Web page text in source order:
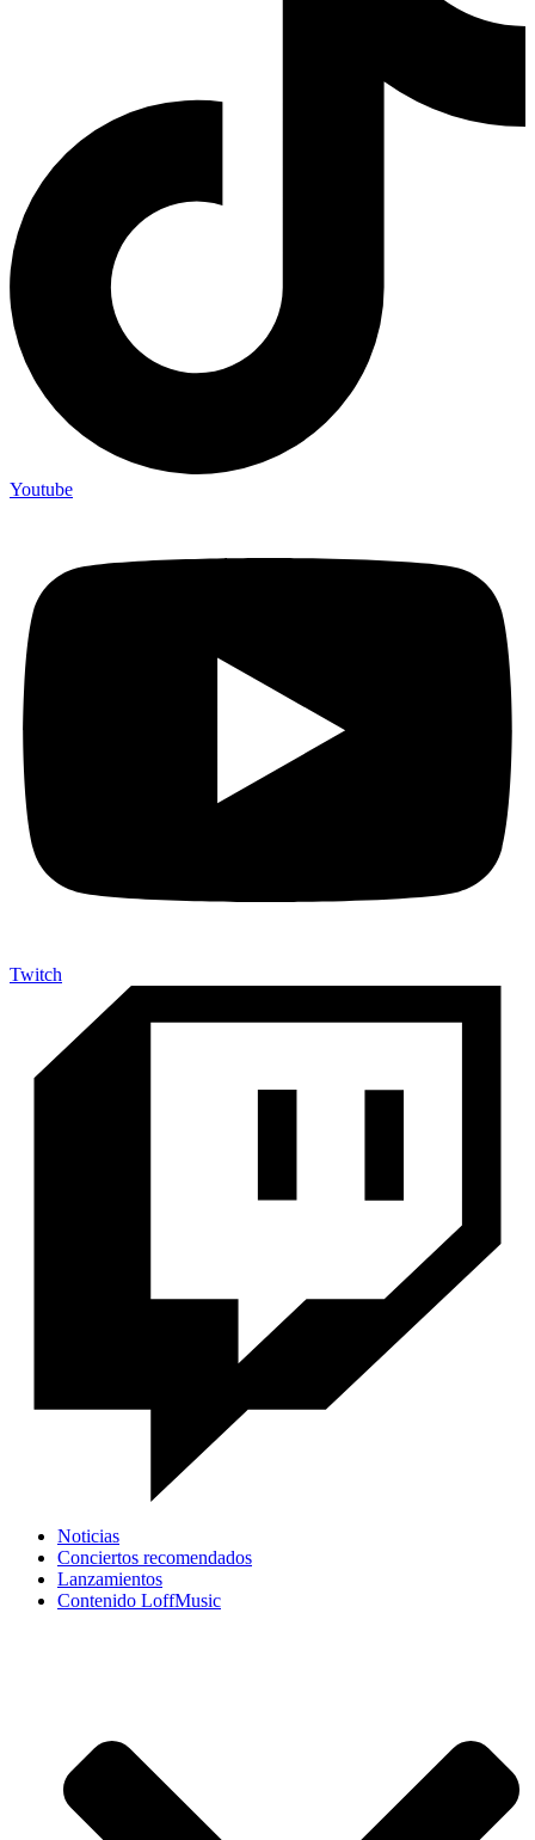
Youtube
Twitch
Noticias
Conciertos recomendados
Lanzamientos
Contenido LoffMusic